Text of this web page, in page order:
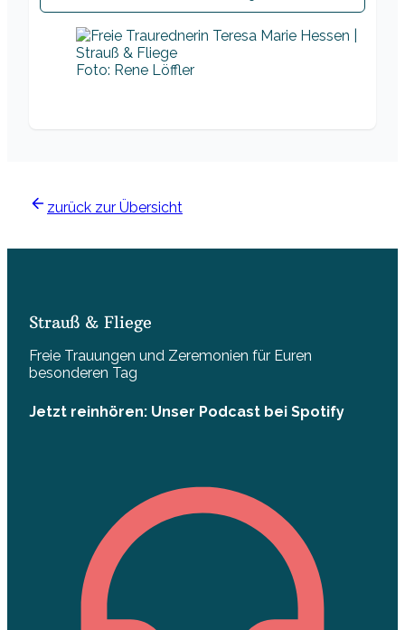
Foto: Rene Löffler
zurück zur Übersicht
Strauß & Fliege
Freie Trauungen und Zeremonien für Euren
besonderen Tag
Jetzt reinhören: Unser Podcast bei Spotify